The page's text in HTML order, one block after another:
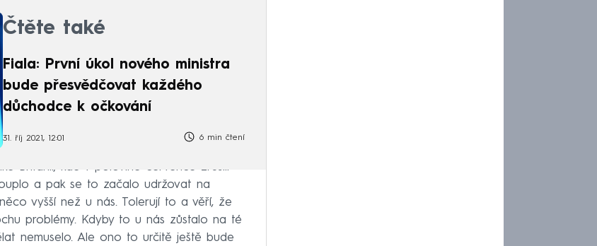
Čtěte také
Fiala: První úkol nového ministra
bude přesvědčovat každého
důchodce k očkování
31. říj 2021, 12:01 6 min čtení
Británii, kde v polovině července zrušili
a pak se to začalo udržovat na
vyšší než u nás. Tolerují to a věří, že
problémy. Kdyby to u nás zůstalo na té
nemuselo. Ale ono to určitě ještě bude